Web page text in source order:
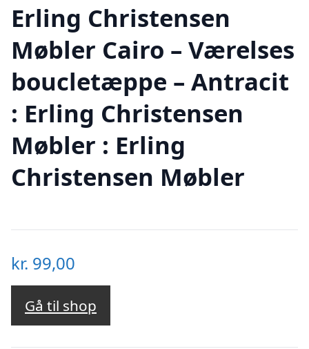
Erling Christensen
Møbler Cairo – Værelses
boucletæppe – Antracit
: Erling Christensen
Møbler : Erling
Christensen Møbler
kr. 99,00
Gå til shop